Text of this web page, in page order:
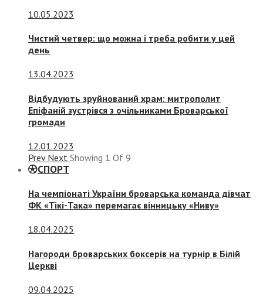
10.05.2023
Чистий четвер: що можна і треба робити у цей
день
13.04.2023
Відбудують зруйнований храм: митрополит
Епіфаній зустрівся з очільниками Броварської
громади
12.01.2023
Prev Next Showing 1 Of 9
СПОРТ
На чемпіонаті України броварська команда дівчат
ФК «Тікі-Така» перемагає вінницьку «Ниву»
18.04.2025
Нагороди броварських боксерів на турнір в Білій
Церкві
09.04.2025